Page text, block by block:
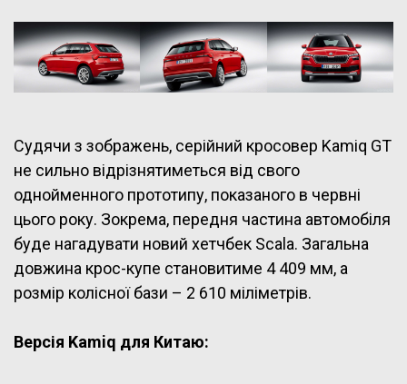
Судячи з зображень, серійний кросовер Kamiq GT
не сильно відрізнятиметься від свого
однойменного прототипу, показаного в червні
цього року. Зокрема, передня частина автомобіля
буде нагадувати новий хетчбек Scala. Загальна
довжина крос-купе становитиме 4 409 мм, а
розмір колісної бази – 2 610 міліметрів.
Версія Kamiq для Китаю: